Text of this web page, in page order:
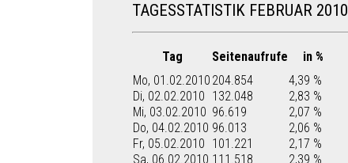
TAGESSTATISTIK FEBRUAR 2010
Tag Seitenaufrufe in %
Mo, 01.02.2010 204.854 4,39 %
Di, 02.02.2010 132.048 2,83 %
Mi, 03.02.2010 96.619 2,07 %
Do, 04.02.2010 96.013 2,06 %
Fr, 05.02.2010 101.221 2,17 %
Sa, 06.02.2010 111.518 2,39 %